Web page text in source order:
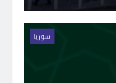
سوريا